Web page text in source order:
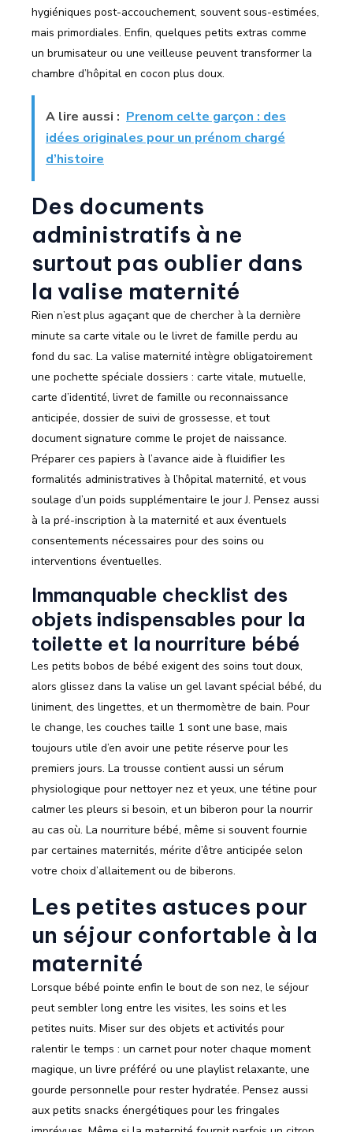
hygiéniques post-accouchement, souvent sous-estimées,
mais primordiales. Enfin, quelques petits extras comme
un brumisateur ou une veilleuse peuvent transformer la
chambre d’hôpital en cocon plus doux.
A lire aussi : Prenom celte garçon : des
idées originales pour un prénom chargé
d’histoire
Des documents
administratifs à ne
surtout pas oublier dans
la valise maternité
Rien n’est plus agaçant que de chercher à la dernière
minute sa carte vitale ou le livret de famille perdu au
fond du sac. La valise maternité intègre obligatoirement
une pochette spéciale dossiers : carte vitale, mutuelle,
carte d’identité, livret de famille ou reconnaissance
anticipée, dossier de suivi de grossesse, et tout
document signature comme le projet de naissance.
Préparer ces papiers à l’avance aide à fluidifier les
formalités administratives à l’hôpital maternité, et vous
soulage d’un poids supplémentaire le jour J. Pensez aussi
à la pré-inscription à la maternité et aux éventuels
consentements nécessaires pour des soins ou
interventions éventuelles.
Immanquable checklist des
objets indispensables pour la
toilette et la nourriture bébé
Les petits bobos de bébé exigent des soins tout doux,
alors glissez dans la valise un gel lavant spécial bébé, du
liniment, des lingettes, et un thermomètre de bain. Pour
le change, les couches taille 1 sont une base, mais
toujours utile d’en avoir une petite réserve pour les
premiers jours. La trousse contient aussi un sérum
physiologique pour nettoyer nez et yeux, une tétine pour
calmer les pleurs si besoin, et un biberon pour la nourrir
au cas où. La nourriture bébé, même si souvent fournie
par certaines maternités, mérite d’être anticipée selon
votre choix d’allaitement ou de biberons.
Les petites astuces pour
un séjour confortable à la
maternité
Lorsque bébé pointe enfin le bout de son nez, le séjour
peut sembler long entre les visites, les soins et les
petites nuits. Miser sur des objets et activités pour
ralentir le temps : un carnet pour noter chaque moment
magique, un livre préféré ou une playlist relaxante, une
gourde personnelle pour rester hydratée. Pensez aussi
aux petits snacks énergétiques pour les fringales